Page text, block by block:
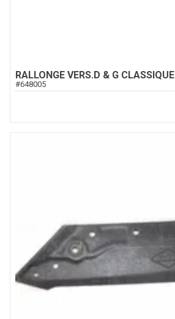
RALLONGE VERS.D & G CLASSIQUE
#648005